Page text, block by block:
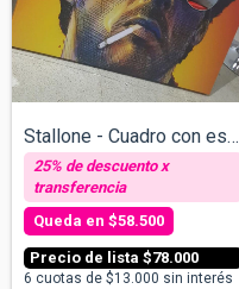
Stallone - Cuadro con espejos - v/tamaño...
$78.000
$58.500
6 cuotas de $13.000 sin interés